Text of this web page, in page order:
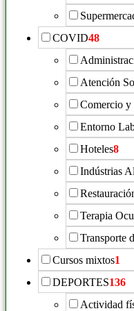
COVID48
Atención
Comercio
Entorno
Hoteles8
Indústrias
Terapia
Transporte
Cursos mixtos1
DEPORTES136
Actividad